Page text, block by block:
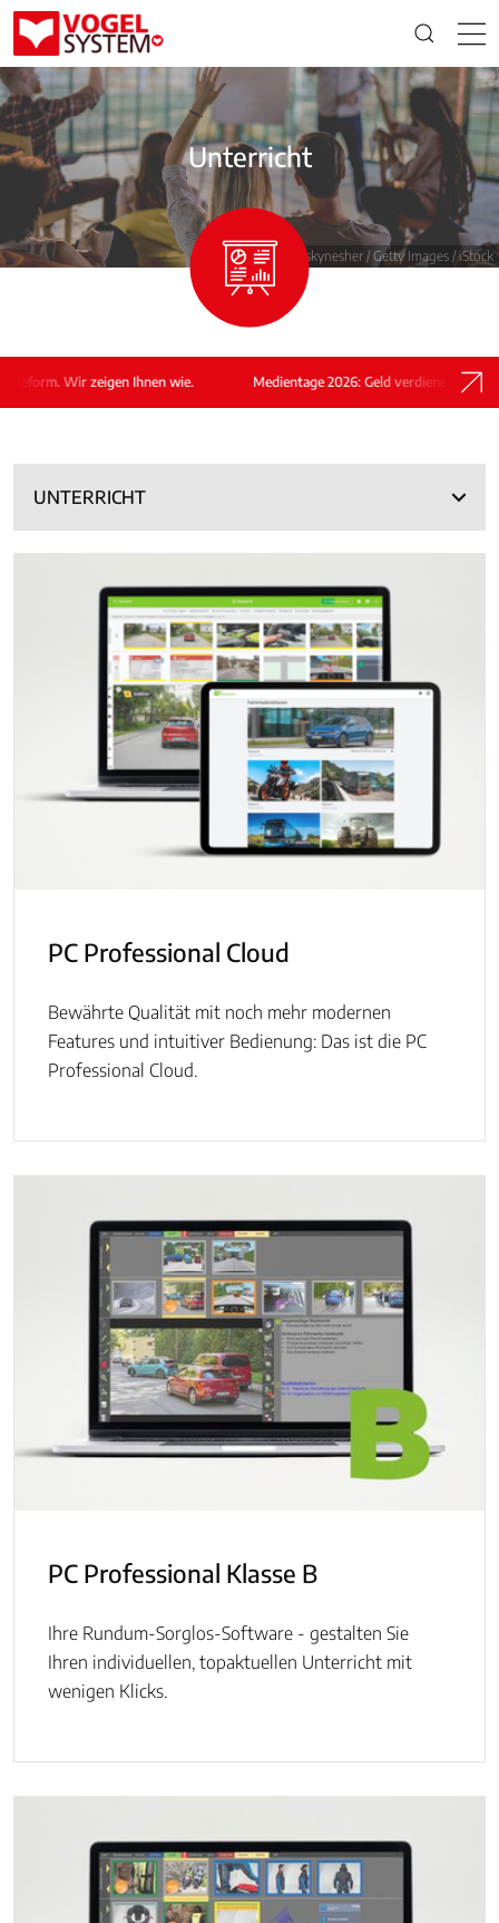
Unterricht
© skynesher / Getty Images / iStock
Wir zeigen Ihnen wie. Medientage 2026: Geld verdienen nach der
UNTERRICHT
PC Professional Cloud
Bewährte Qualität mit noch mehr modernen
Features und intuitiver Bedienung: Das ist die PC
Professional Cloud.
PC Professional Klasse B
Ihre Rundum-Sorglos-Software - gestalten Sie
Ihren individuellen, topaktuellen Unterricht mit
wenigen Klicks.